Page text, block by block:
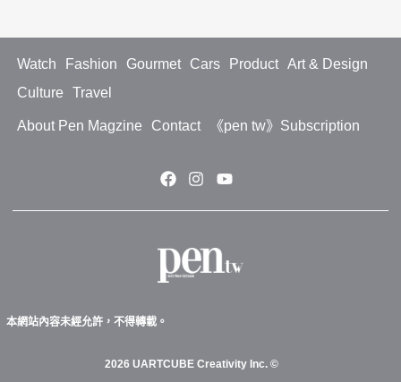
Watch Fashion Gourmet Cars Product
Art & Design
Culture
Travel
About Pen Magzine Contact 《pen tw》Subscription
本網站內容未經允許，不得轉載。
2026 UARTCUBE Creativity Inc. ©